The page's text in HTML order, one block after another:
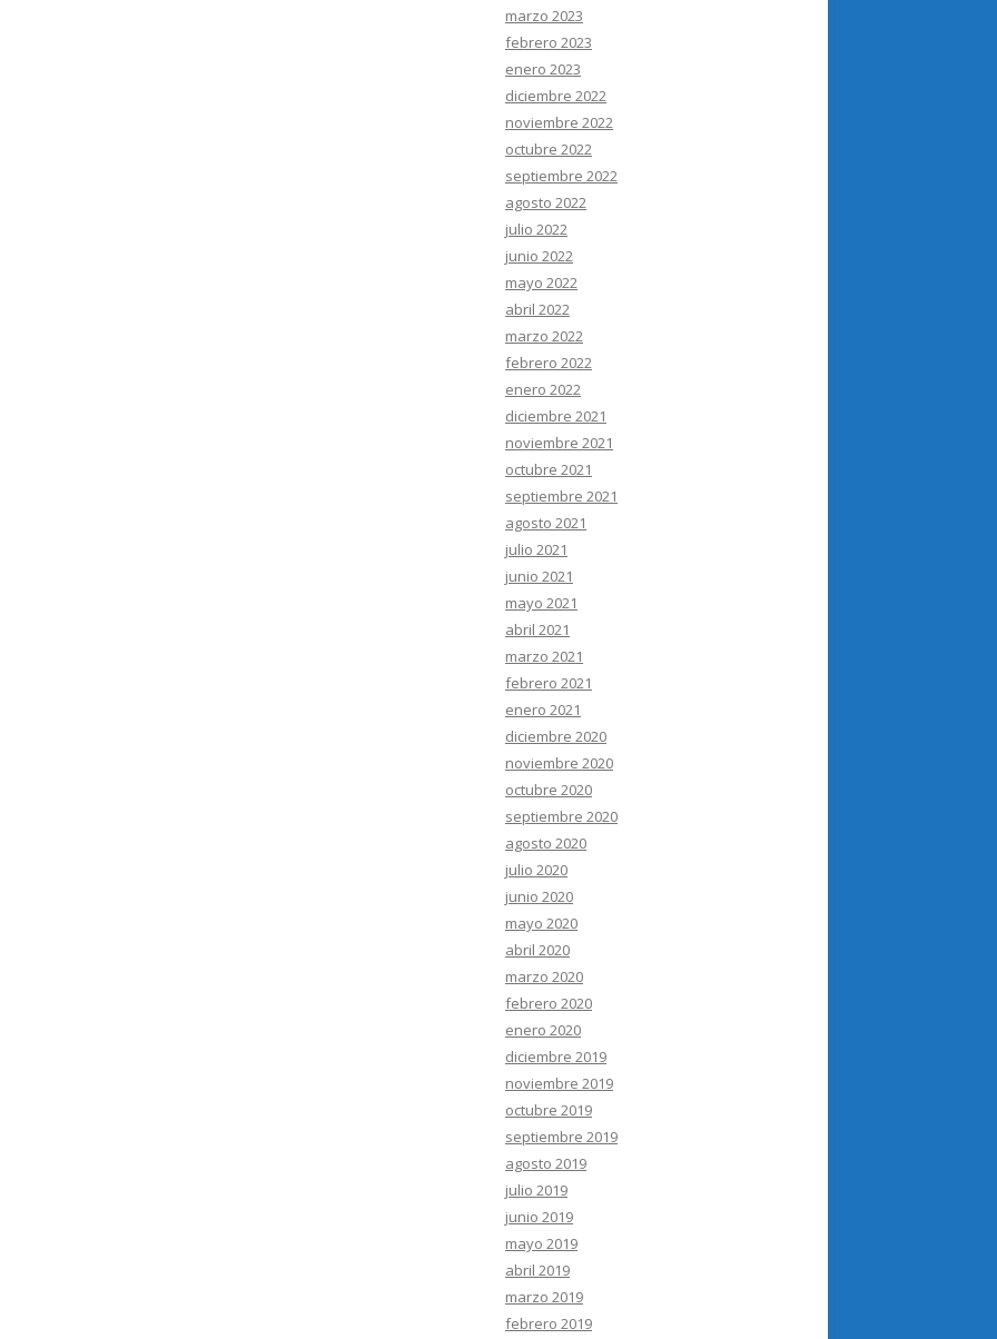
marzo 2023
febrero 2023
enero 2023
diciembre 2022
noviembre 2022
octubre 2022
septiembre 2022
agosto 2022
julio 2022
junio 2022
mayo 2022
abril 2022
marzo 2022
febrero 2022
enero 2022
diciembre 2021
noviembre 2021
octubre 2021
septiembre 2021
agosto 2021
julio 2021
junio 2021
mayo 2021
abril 2021
marzo 2021
febrero 2021
enero 2021
diciembre 2020
noviembre 2020
octubre 2020
septiembre 2020
agosto 2020
julio 2020
junio 2020
mayo 2020
abril 2020
marzo 2020
febrero 2020
enero 2020
diciembre 2019
noviembre 2019
octubre 2019
septiembre 2019
agosto 2019
julio 2019
junio 2019
mayo 2019
abril 2019
marzo 2019
febrero 2019